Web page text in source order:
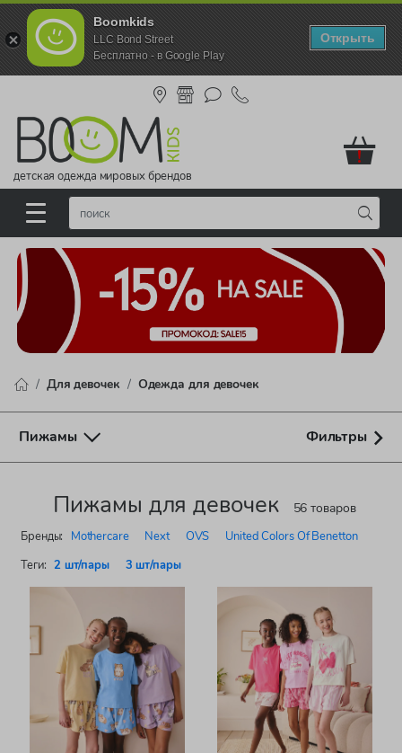
Boomkids
LLC Bond Street
Бесплатно - в Google Play
Открыть
детская одежда мировых брендов
!
Для девочек Одежда для девочек
Пижамы Фильтры
Пижамы для девочек 56 товаров
Бренды: Mothercare Next OVS
United Colors Of Benetton
Теги: 2 шт/пары 3 шт/пары